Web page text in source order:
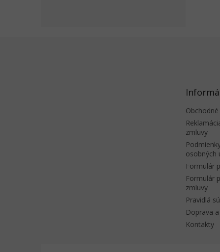
zmluvy
osobných
Formulár
Formulár
zmluvy
Pravidlá
Doprava
Kontakty